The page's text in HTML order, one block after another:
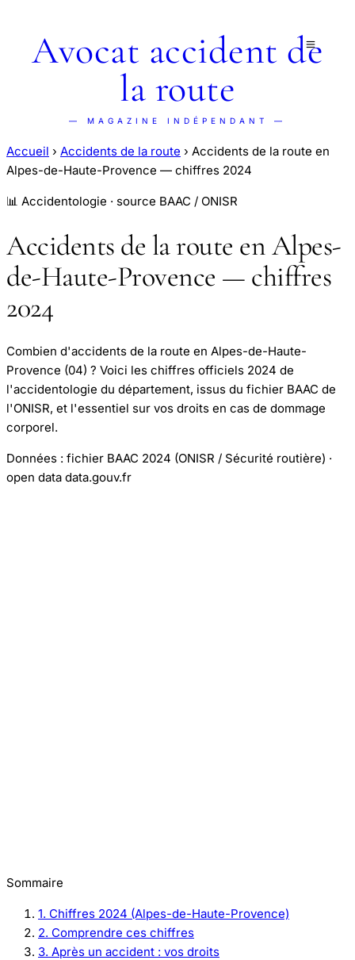
Avocat accident de
la route
— MAGAZINE INDÉPENDANT —
Accueil › Accidents de la route › Accidents de la route en
Alpes-de-Haute-Provence — chiffres 2024
📊 Accidentologie · source BAAC / ONISR
Accidents de la route en Alpes-
de-Haute-Provence — chiffres
2024
Combien d'accidents de la route en Alpes-de-Haute-
Provence (04) ? Voici les chiffres officiels 2024 de
l'accidentologie du département, issus du fichier BAAC de
l'ONISR, et l'essentiel sur vos droits en cas de dommage
corporel.
Données : fichier BAAC 2024 (ONISR / Sécurité routière) ·
open data data.gouv.fr
Sommaire
1. Chiffres 2024 (Alpes-de-Haute-Provence)
2. Comprendre ces chiffres
3. Après un accident : vos droits